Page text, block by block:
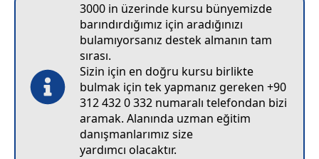
3000 in üzerinde kursu bünyemizde
barındırdığımız için aradığınızı
bulamıyorsanız destek almanın tam
sırası.
Sizin için en doğru kursu birlikte
bulmak için tek yapmanız gereken +90
312 432 0 332 numaralı telefondan bizi
aramak. Alanında uzman eğitim
danışmanlarımız size
yardımcı olacaktır.